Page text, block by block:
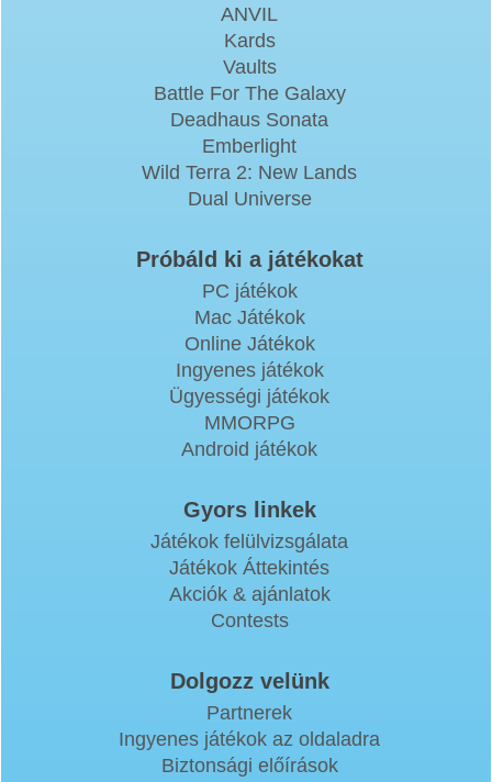
ANVIL
Kards
Vaults
Battle For The Galaxy
Deadhaus Sonata
Emberlight
Wild Terra 2: New Lands
Dual Universe
Próbáld ki a játékokat
PC játékok
Mac Játékok
Online Játékok
Ingyenes játékok
Ügyességi játékok
MMORPG
Android játékok
Gyors linkek
Játékok felülvizsgálata
Játékok Áttekintés
Akciók & ajánlatok
Contests
Dolgozz velünk
Partnerek
Ingyenes játékok az oldaladra
Biztonsági előírások